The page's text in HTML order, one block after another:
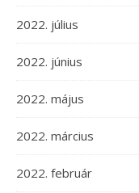
2022. július
2022. június
2022. május
2022. március
2022. február